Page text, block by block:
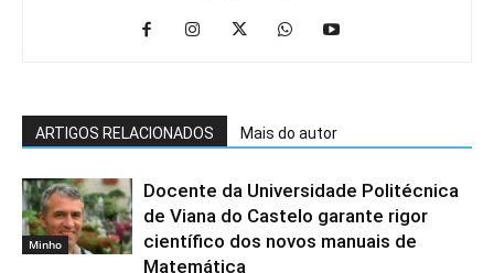
ARTIGOS RELACIONADOS Mais do autor
Minho
Docente da Universidade Politécnica
de Viana do Castelo garante rigor
científico dos novos manuais de
Matemática